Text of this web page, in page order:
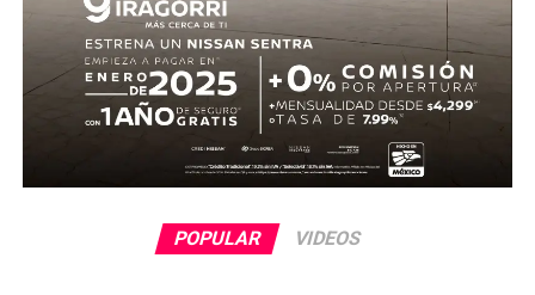
POPULAR VIDEOS